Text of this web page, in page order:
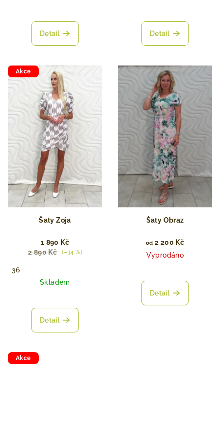
Detail Detail
Akce
Šaty Zoja
1 890 Kč
2 890 Kč
(–34 %)
36
Skladem
Detail
Šaty Obraz
od 2 200 Kč
Vyprodáno
Detail
Akce